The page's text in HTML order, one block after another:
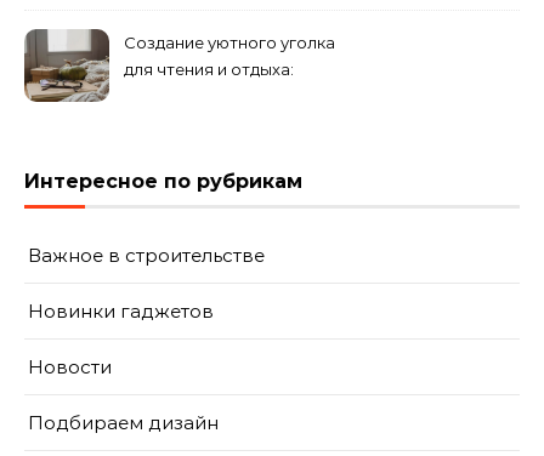
Создание уютного уголка
для чтения и отдыха:
Интересное по рубрикам
Важное в строительстве
Новинки гаджетов
Новости
Подбираем дизайн